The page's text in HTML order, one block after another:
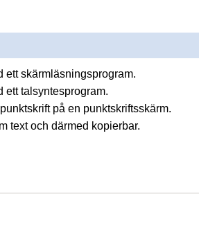
ett skärmläsningsprogram.
ett talsyntesprogram.
på en punktskriftsskärm.
text och därmed kopierbar.